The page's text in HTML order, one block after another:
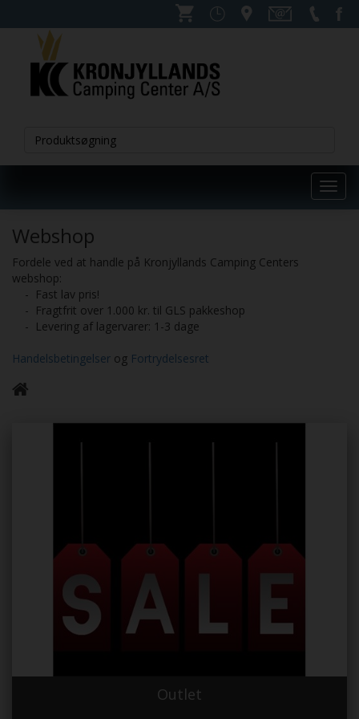
Webshop
Fordele ved at handle på Kronjyllands Camping Centers
webshop:
- Fast lav pris!
- Fragtfrit over 1.000 kr. til GLS pakkeshop
- Levering af lagervarer: 1-3 dage
Handelsbetingelser og Fortrydelsesret
Outlet